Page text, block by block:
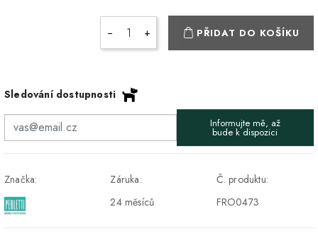
Pickup
1-2 pracovné dni ZDARMA
− + PŘIDAT DO KOŠÍKU
Sledování dostupnosti
Informujte mě, až
bude k dispozici
Značka:
Záruka:
24 měsíců
Č. produktu:
FRO0473